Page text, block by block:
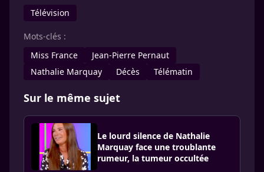
Télévision
Mots-clés :
Miss France
Jean-Pierre Pernaut
Nathalie Marquay
Décès Télématin
Sur le même sujet
Le lourd silence de Nathalie
Marquay face une troublante
rumeur, la tumeur occultée